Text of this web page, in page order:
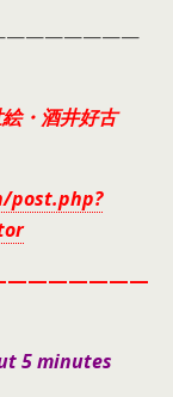
・酒井好古
post.php?
5 minutes